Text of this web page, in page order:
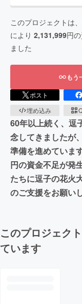
このプロジェクトは、
により 2,131,999円
ました
もう
ポスト
埋め込み
60年以上続く、逗
念してきましたが
準備を進めていま
円の資金不足が発
たちに逗子の花火
のご支援をお願い
このプロジェク
ています